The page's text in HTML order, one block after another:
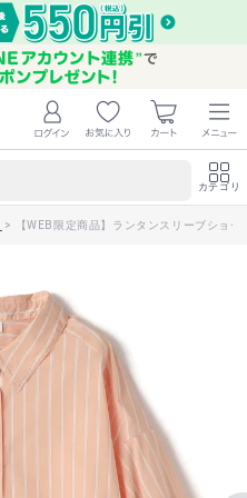
カテゴリ
> 【WEB限定商品】ランタンスリーブショ